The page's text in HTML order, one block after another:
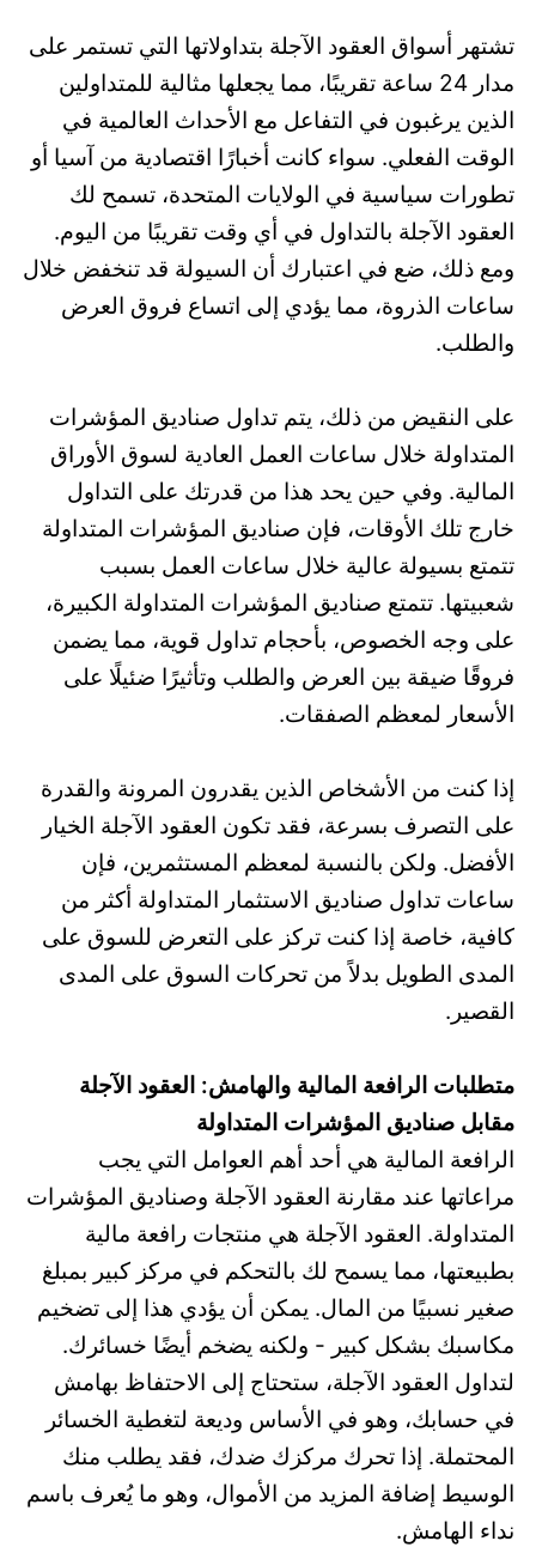
تشتهر أسواق العقود الآجلة بتداولاتها التي تستمر على
مدار 24 ساعة تقريبًا، مما يجعلها مثالية للمتداولين
الذين يرغبون في التفاعل مع الأحداث العالمية في
الوقت الفعلي. سواء كانت أخبارًا اقتصادية من آسيا أو
تطورات سياسية في الولايات المتحدة، تسمح لك
العقود الآجلة بالتداول في أي وقت تقريبًا من اليوم.
ومع ذلك، ضع في اعتبارك أن السيولة قد تنخفض خلال
ساعات الذروة، مما يؤدي إلى اتساع فروق العرض
والطلب.
على النقيض من ذلك، يتم تداول صناديق المؤشرات
المتداولة خلال ساعات العمل العادية لسوق الأوراق
المالية. وفي حين يحد هذا من قدرتك على التداول
خارج تلك الأوقات، فإن صناديق المؤشرات المتداولة
تتمتع بسيولة عالية خلال ساعات العمل بسبب
شعبيتها. تتمتع صناديق المؤشرات المتداولة الكبيرة،
على وجه الخصوص، بأحجام تداول قوية، مما يضمن
فروقًا ضيقة بين العرض والطلب وتأثيرًا ضئيلًا على
الأسعار لمعظم الصفقات.
إذا كنت من الأشخاص الذين يقدرون المرونة والقدرة
على التصرف بسرعة، فقد تكون العقود الآجلة الخيار
الأفضل. ولكن بالنسبة لمعظم المستثمرين، فإن
ساعات تداول صناديق الاستثمار المتداولة أكثر من
كافية، خاصة إذا كنت تركز على التعرض للسوق على
المدى الطويل بدلاً من تحركات السوق على المدى
القصير.
متطلبات الرافعة المالية والهامش: العقود الآجلة
مقابل صناديق المؤشرات المتداولة
الرافعة المالية هي أحد أهم العوامل التي يجب
مراعاتها عند مقارنة العقود الآجلة وصناديق المؤشرات
المتداولة. العقود الآجلة هي منتجات رافعة مالية
بطبيعتها، مما يسمح لك بالتحكم في مركز كبير بمبلغ
صغير نسبيًا من المال. يمكن أن يؤدي هذا إلى تضخيم
مكاسبك بشكل كبير - ولكنه يضخم أيضًا خسائرك.
لتداول العقود الآجلة، ستحتاج إلى الاحتفاظ بهامش
في حسابك، وهو في الأساس وديعة لتغطية الخسائر
المحتملة. إذا تحرك مركزك ضدك، فقد يطلب منك
الوسيط إضافة المزيد من الأموال، وهو ما يُعرف باسم
نداء الهامش.